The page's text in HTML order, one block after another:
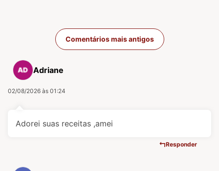
Navegação de
Comentários mais antigos
Adriane
02/08/2026 às 01:24
Adorei suas receitas ,amei
Responder